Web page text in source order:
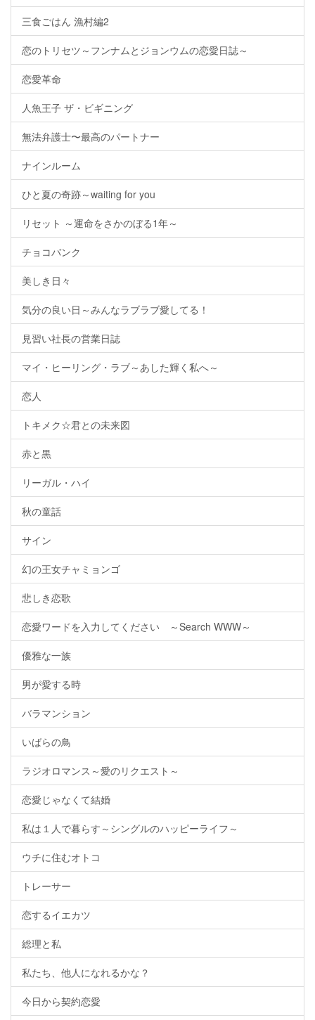
三食ごはん 漁村編2
恋のトリセツ～フンナムとジョンウムの恋愛日誌～
恋愛革命
人魚王子 ザ・ビギニング
無法弁護士〜最高のパートナー
ナインルーム
ひと夏の奇跡～waiting for you
リセット ～運命をさかのぼる1年～
チョコバンク
美しき日々
気分の良い日～みんなラブラブ愛してる！
見習い社長の営業日誌
マイ・ヒーリング・ラブ～あした輝く私へ～
恋人
トキメク☆君との未来図
赤と黒
リーガル・ハイ
秋の童話
サイン
幻の王女チャミョンゴ
悲しき恋歌
恋愛ワードを入力してください ～Search WWW～
優雅な一族
男が愛する時
バラマンション
いばらの鳥
ラジオロマンス～愛のリクエスト～
恋愛じゃなくて結婚
私は１人で暮らす～シングルのハッピーライフ～
ウチに住むオトコ
トレーサー
恋するイエカツ
総理と私
私たち、他人になれるかな？
今日から契約恋愛